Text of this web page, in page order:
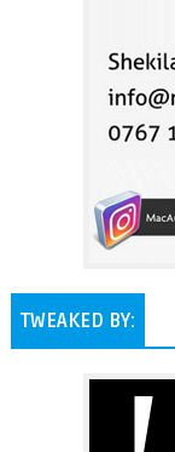
TWEAKED BY: